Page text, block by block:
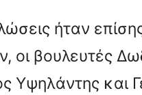
ήταν
οι βουλευτές
Υψηλάντης